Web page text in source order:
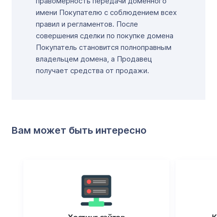
имени Покупателю с соблюдением всех
правил и регламентов. После
совершения сделки по покупке домена
Покупатель становится полноправным
владельцем домена, а Продавец
получает средства от продажи.
Вам может быть интересно